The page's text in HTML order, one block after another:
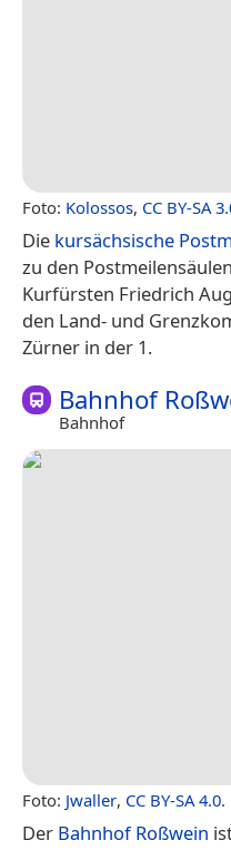
Foto: Kolossos, CC BY-SA
Die kursächsische
zu den
Kurfürsten Friedrich
den Land- und
Zürner in der 1.
Bahnhof
Bahnhof
Foto: Jwaller, CC BY-SA 4.0.
Der Bahnhof Roßwein